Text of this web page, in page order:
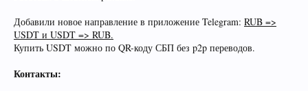
Добавили новое направление в приложение Telegram: RUB =>
USDT и USDT => RUB.
Купить USDT можно по QR-коду СБП без p2p переводов.
Контакты: